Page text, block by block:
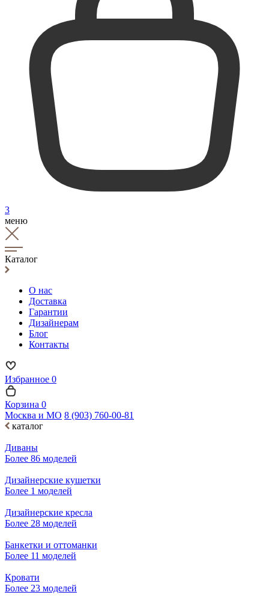
3
меню
Каталог
О нас
Доставка
Гарантии
Дизайнерам
Блог
Контакты
Избранное 0
Корзина 0
Москва и МО 8 (903) 760-00-81
каталог
Диваны
Более 86 моделей
Дизайнерские кушетки
Более 1 моделей
Дизайнерские кресла
Более 28 моделей
Банкетки и оттоманки
Более 11 моделей
Кровати
Более 23 моделей